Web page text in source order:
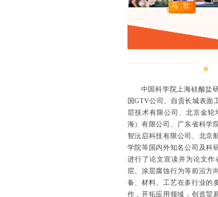
马 壮
中国科学院上海硅酸盐
国GTV公司、自贡长城表面
层技术有限公司、北京金
海）有限公司、广东省科学
智沅启科技有限公司、北京
学院等国内外知名公司及科
进行了论文宣读并为论文
层、涂层腐蚀行为等前沿方
备、材料、工艺在多行业的
作，开拓应用领域，创造贸